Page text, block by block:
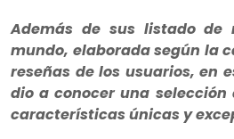
Además de sus listado de
mundo, elaborada según la
reseñas de los usuarios, en
dio a conocer una
características únicas y